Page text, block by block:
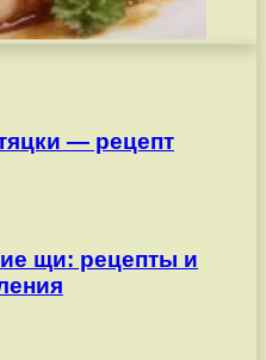
— рецепт
щи: рецепты и